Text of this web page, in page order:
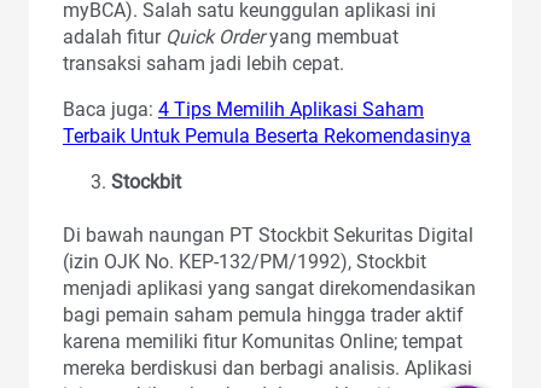
myBCA). Salah satu keunggulan aplikasi ini
adalah fitur Quick Orderyang membuat
transaksi saham jadi lebih cepat.
Baca juga: 4 Tips Memilih Aplikasi Saham
Terbaik Untuk Pemula Beserta Rekomendasinya
Stockbit
Di bawah naungan PT Stockbit Sekuritas Digital
(izin OJK No. KEP-132/PM/1992), Stockbit
menjadi aplikasi yang sangat direkomendasikan
bagi pemain saham pemula hingga trader aktif
karena memiliki fitur Komunitas Online; tempat
mereka berdiskusi dan berbagi analisis. Aplikasi